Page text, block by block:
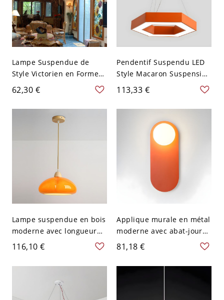
Lampe Suspendue de
Style Victorien en Forme
de Fleur en Vitrail à 1 Tête
Suspension avec Motif de
Tournesol - 110 V-120 V
62,30 €
Pendentif Suspendu LED
Style Macaron Suspension
en Métal pour Chambre -
110 V-120 V Hexagone
Orange
113,33 €
Lampe suspendue en bois
moderne avec longueur
de suspension réglable en
style de dôme - 110 V-120
V Orange
116,10 €
Applique murale en métal
moderne avec abat-jour
en verre blanc - 1 lumière
- 110 V-120 V Orange
81,18 €